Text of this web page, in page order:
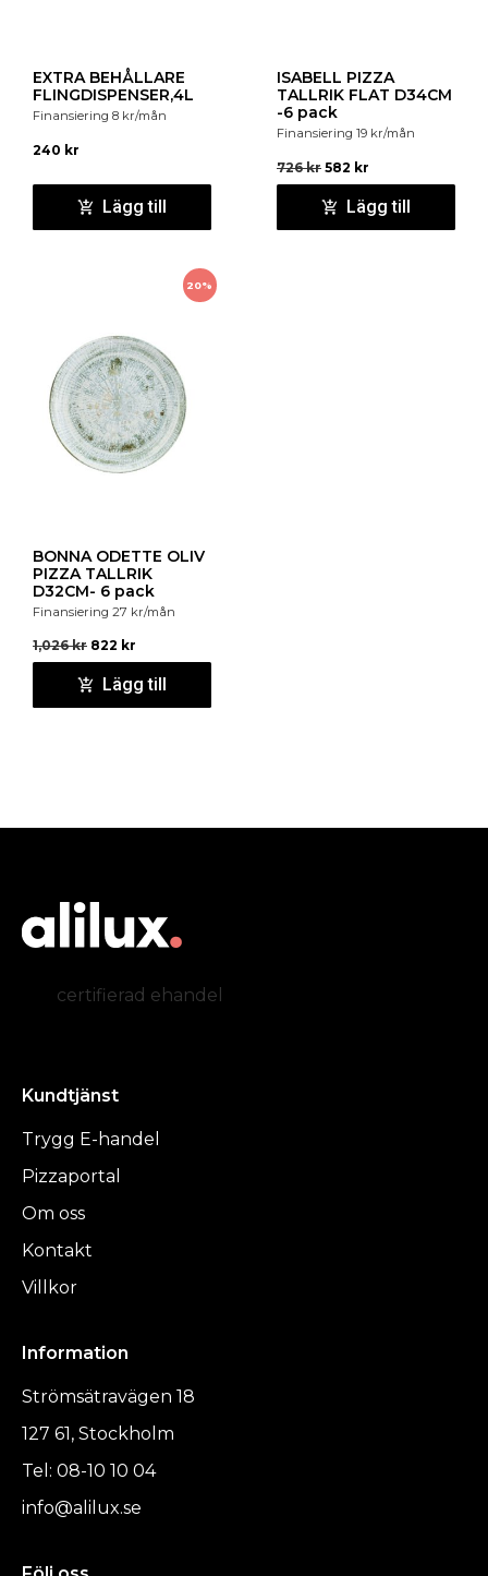
EXTRA BEHÅLLARE
FLINGDISPENSER,4L
Finansiering 8 kr/mån
240 kr
Lägg till
ISABELL PIZZA
TALLRIK FLAT D34CM
-6 pack
Finansiering 19 kr/mån
726kr 582 kr
Lägg till
20%
BONNA ODETTE OLIV
PIZZA TALLRIK
D32CM- 6 pack
Finansiering 27 kr/mån
1,026kr 822 kr
Lägg till
certifierad ehandel
Kundtjänst
Trygg E-handel
Pizzaportal
Om oss
Kontakt
Villkor
Information
Strömsätravägen 18
127 61, Stockholm
Tel: 08-10 10 04
info@alilux.se